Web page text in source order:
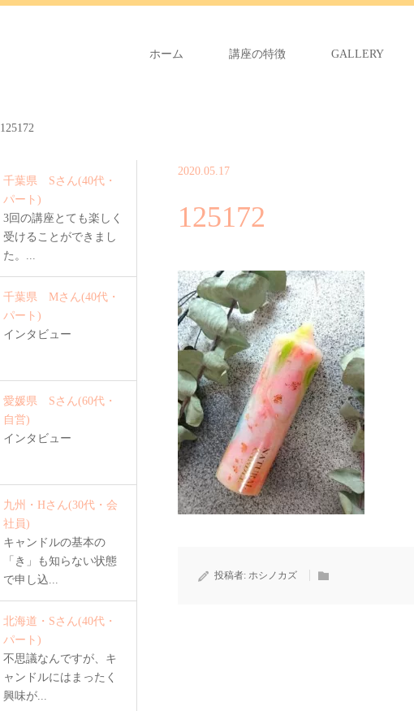
ホーム 講座の特徴 GALLERY
125172
2020.05.17
125172
投稿者: ホシノカズ
千葉県 Sさん(40代・
パート)
3回の講座とても楽しく
受けることができまし
た。...
千葉県 Mさん(40代・
パート)
インタビュー
愛媛県 Sさん(60代・
自営)
インタビュー
九州・Hさん(30代・会
社員)
キャンドルの基本の
「き」も知らない状態
で申し込...
北海道・Sさん(40代・
パート)
不思議なんですが、キ
ャンドルにはまったく
興味が...